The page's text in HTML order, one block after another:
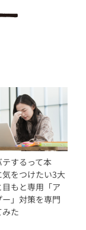
テするって本
をつけたい3大
もと専用「ア
」対策を専門
た